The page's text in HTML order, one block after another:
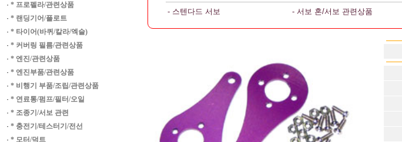
· * 프로펠라/관련상품
· * 랜딩기어/플로트
· * 타이어(바퀴/칼라/엑슬)
· * 커버링 필름/관련상품
· * 엔진/관련상품
· * 엔진부품/관련상품
· * 비행기 부품/조립/관련상품
· * 연료통/펌프/필터/오일
· * 조종기/서보 관련
· * 충전기/테스터기/전선
· * 모터/덕트
- 스텐다드 서보 - 서보 혼/서보 관련상품